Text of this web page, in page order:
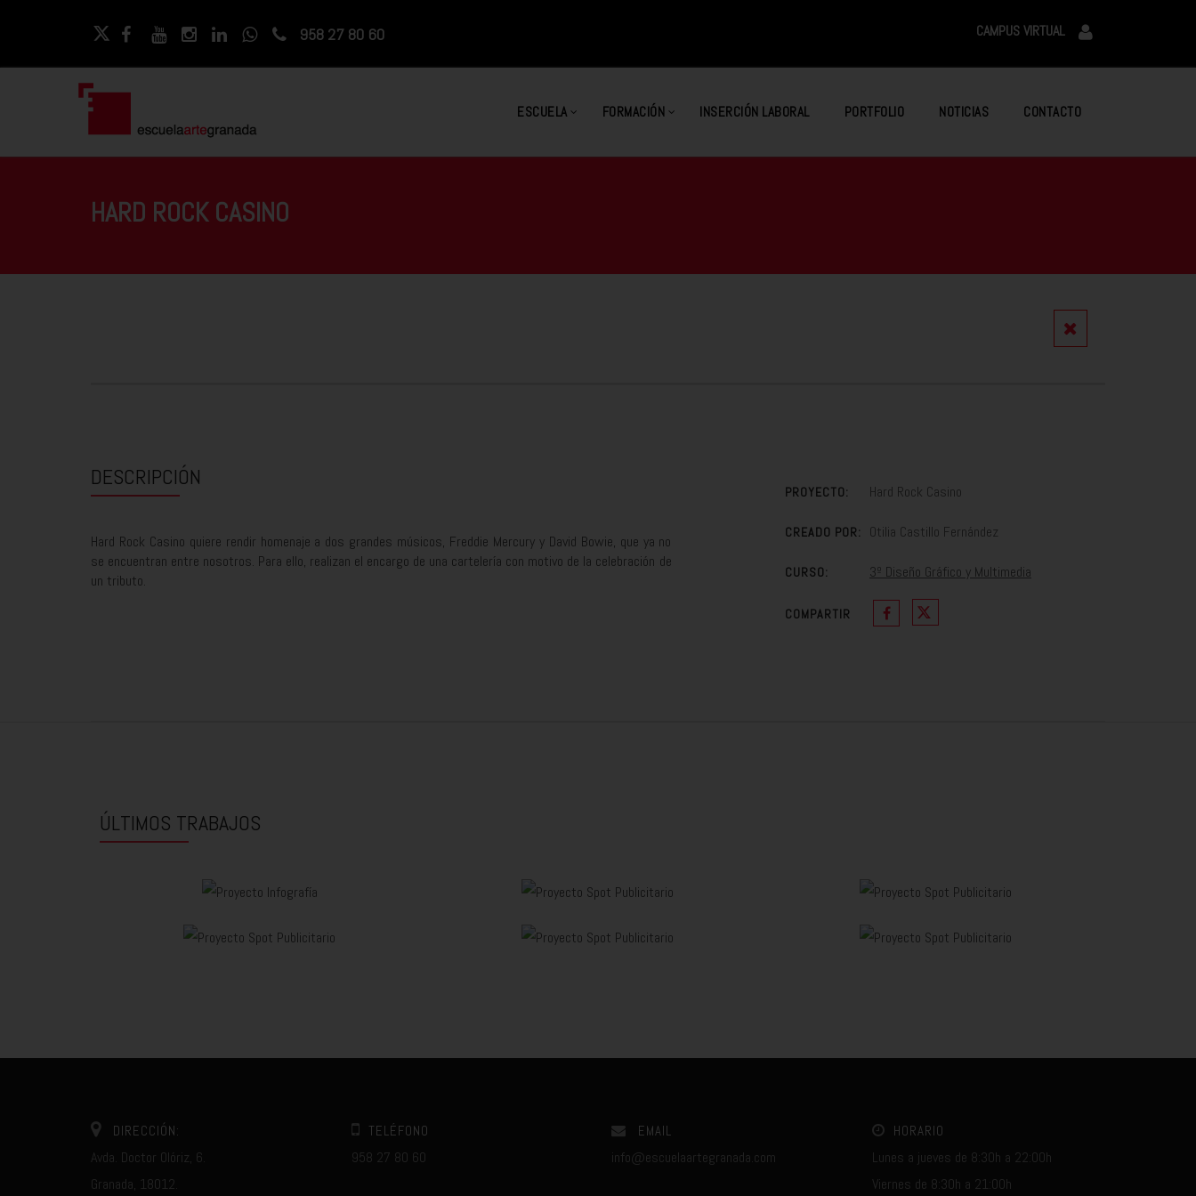
958 27 80 60 CAMPUS VIRTUAL
ESCUELA FORMACIÓN INSERCIÓN LABORAL PORTFOLIO NOTICIAS CONTACTO
HARD ROCK CASINO
DESCRIPCIÓN
Hard Rock Casino quiere rendir homenaje a dos grandes músicos, Freddie Mercury y David Bowie, que ya no
se encuentran entre nosotros. Para ello, realizan el encargo de una cartelería con motivo de la celebración de
un tributo.
PROYECTO: Hard Rock Casino
CREADO POR: Otilia Castillo Fernández
CURSO: 3º Diseño Gráfico y Multimedia
COMPARTIR
ÚLTIMOS TRABAJOS
DIRECCIÓN:
Avda. Doctor Olóriz, 6.
Granada, 18012.
TELÉFONO
958 27 80 60
EMAIL
info@escuelaartegranada.com
HORARIO
Lunes a jueves de 8:30h a 22:00h
Viernes de 8:30h a 21:00h